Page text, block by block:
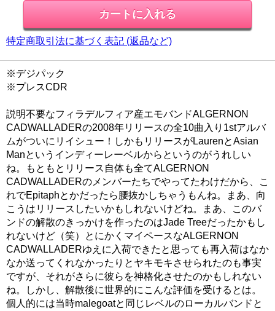
特定商取引法に基づく表記 (返品など)
※デジパック
※プレスCDR
説明不要なフィラデルフィア産エモバンドALGERNON
CADWALLADERの2008年リリースの全10曲入り1stアルバ
ムがついにリイシュー！しかもリリースがLaurenとAsian
Manというインディーレーベルからというのがうれしい
ね。もともとリリース自体も全てALGERNON
CADWALLADERのメンバーたちでやってたわけだから、こ
れでEpitaphとかだったら腰抜かしちゃうもんね。まあ、向
こうはリリースしたいかもしれないけどね。まあ、このバ
ンドの解散のきっかけを作ったのはJade Treeだったかもし
れないけど（笑）とにかくマイペースなALGERNON
CADWALLADERゆえに入荷できたと思っても再入荷はなか
なか送ってくれなかったりとヤキモキさせられたのも事実
ですが、それがさらに彼らを神格化させたのかもしれない
ね。しかし、解散後に世界的にこんな評価を受けるとは。
個人的には当時malegoatと同じレベルのローカルバンドと